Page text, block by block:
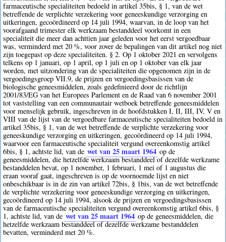
farmaceutische specialiteiten bedoeld in artikel 35bis, § 1, van de wet
betreffende de verplichte verzekering voor geneeskundige verzorging en
uitkeringen, gecoördineerd op 14 juli 1994, waarvan, in de loop van het
voorafgaand trimester elk werkzaam bestanddeel voorkomt in een
specialiteit die meer dan achttien jaar geleden voor het eerst vergoedbaar
was, verminderd met 20 %, voor zover de bepalingen van dit artikel nog niet
zijn toegepast op deze specialiteiten. § 2. Op 1 oktober 2021 en vervolgens
telkens op 1 januari, op 1 april, op 1 juli en op 1 oktober van elk jaar
worden, met uitzondering van de specialiteiten die opgenomen zijn in de
vergoedingsgroep VII.9, de prijzen en vergoedingsbasissen van de
biologische geneesmiddelen, zoals gedefinieerd door de richtlijn
2001/83/EG van het Europees Parlement en de Raad van 6 november 2001
tot vaststelling van een communautair wetboek betreffende geneesmiddelen
voor menselijk gebruik, ingeschreven in de hoofdstukken I, II, III, IV, V en
VIII van de lijst van de vergoedbare farmaceutische specialiteiten bedoeld in
artikel 35bis, § 1, van de wet betreffende de verplichte verzekering voor
geneeskundige verzorging en uitkeringen, gecoördineerd op 14 juli 1994,
waarvoor een farmaceutische specialiteit vergund overeenkomstig artikel
6bis, § 1, achtste lid, van de wet van 25 maart 1964 op de
geneesmiddelen, die hetzelfde werkzaam bestanddeel of dezelfde werkzame
bestanddelen bevat, op 1 november, 1 februari, 1 mei of 1 augustus die
eraan vooraf gaat, ingeschreven is op de voornoemde lijst en niet
onbeschikbaar is in de zin van artikel 72bis, § 1bis, van de wet betreffende
de verplichte verzekering voor geneeskundige verzorging en uitkeringen,
gecoördineerd op 14 juli 1994, alsook de prijzen en vergoedingsbasissen
van de farmaceutische specialiteiten vergund overeenkomstig artikel 6bis, §
1, achtste lid, van de wet van 25 maart 1964 op de geneesmiddelen, die
hetzelfde werkzaam bestanddeel of dezelfde werkzame bestanddelen
bevatten, verminderd met 20 %.